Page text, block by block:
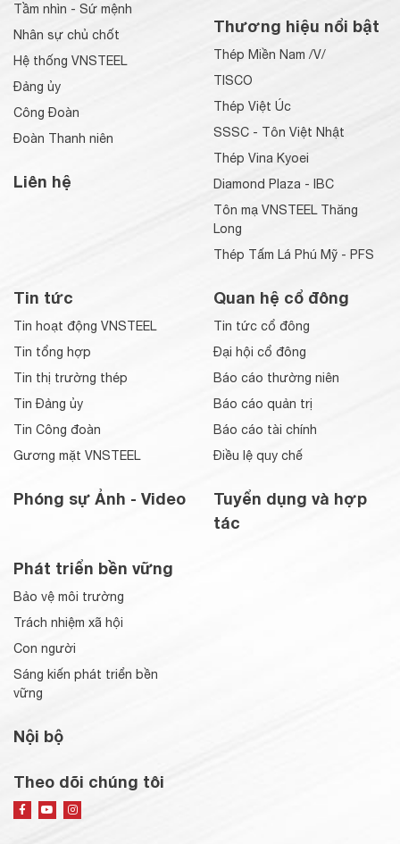
Tầm nhìn - Sứ mệnh
Nhân sự chủ chốt
Hệ thống VNSTEEL
Đảng ủy
Công Đoàn
Đoàn Thanh niên
Liên hệ
Thương hiệu nổi bật
Thép Miền Nam /V/
TISCO
Thép Việt Úc
SSSC - Tôn Việt Nhật
Thép Vina Kyoei
Diamond Plaza - IBC
Tôn mạ VNSTEEL Thăng
Long
Thép Tấm Lá Phú Mỹ - PFS
Tin tức
Tin hoạt động VNSTEEL
Tin tổng hợp
Tin thị trường thép
Tin Đảng ủy
Tin Công đoàn
Gương mặt VNSTEEL
Phóng sự Ảnh - Video
Quan hệ cổ đông
Tin tức cổ đông
Đại hội cổ đông
Báo cáo thường niên
Báo cáo quản trị
Báo cáo tài chính
Điều lệ quy chế
Tuyển dụng và hợp
tác
Phát triển bền vững
Bảo vệ môi trường
Trách nhiệm xã hội
Con người
Sáng kiến phát triển bền
vững
Nội bộ
Theo dõi chúng tôi